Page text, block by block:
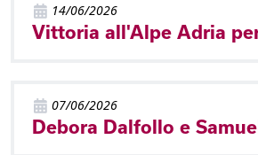
14/06/2026
07/06/2026